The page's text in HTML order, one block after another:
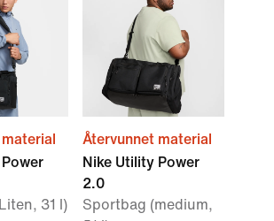
31 l)
Återvunnet material
Nike Utility Power
2.0
Sportbag (medium,